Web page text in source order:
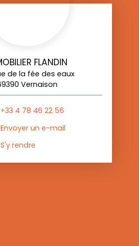
FLANDIN
de la fée des eaux
Vernaison
+33 4 78 46 22 56
Envoyer un e-mail
S'y rendre